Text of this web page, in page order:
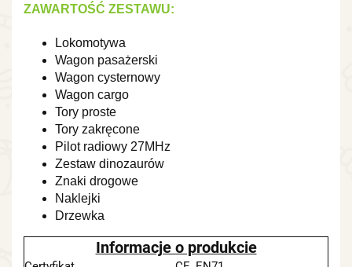
ZAWARTOŚĆ ZESTAWU:
Lokomotywa
Wagon pasażerski
Wagon cysternowy
Wagon cargo
Tory proste
Tory zakręcone
Pilot radiowy 27MHz
Zestaw dinozaurów
Znaki drogowe
Naklejki
Drzewka
Informacje o produkcie